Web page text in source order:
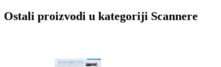
Ostali proizvodi u kategoriji Scannere